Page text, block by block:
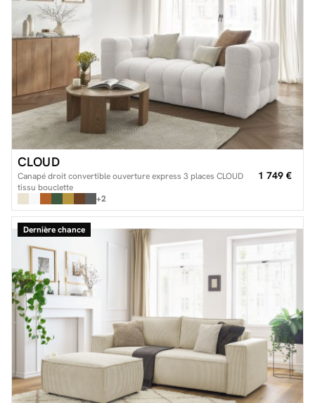
CLOUD
Canapé droit convertible ouverture express 3 places CLOUD
tissu bouclette
1 749 €
+2
Dernière chance